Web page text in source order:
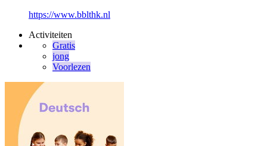
https://www.bblthk.nl
Activiteiten
Gratis
jong
Voorlezen